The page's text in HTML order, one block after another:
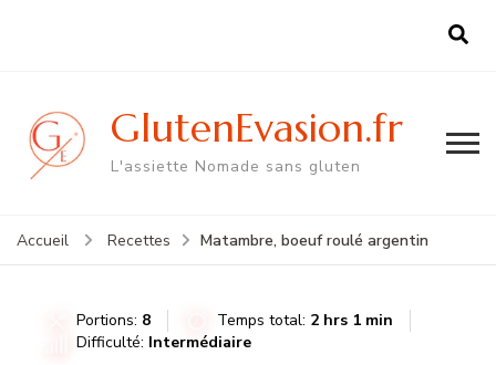
GlutenEvasion.fr
L'assiette Nomade sans gluten
Accueil Recettes Matambre, boeuf roulé argentin
Portions: 8 Temps total: 2 hrs 1 min
Difficulté: Intermédiaire